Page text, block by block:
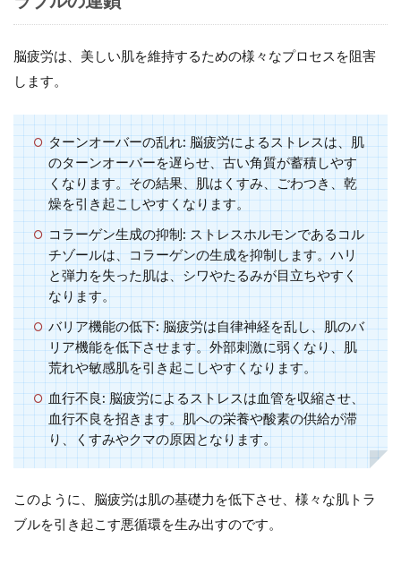
脳疲労は、美しい肌を維持するための様々なプロセスを阻害
します。
ターンオーバーの乱れ:脳疲労によるストレスは、肌
のターンオーバーを遅らせ、古い角質が蓄積しやす
くなります。その結果、肌はくすみ、ごわつき、乾
燥を引き起こしやすくなります。
コラーゲン生成の抑制:ストレスホルモンであるコル
チゾールは、コラーゲンの生成を抑制します。ハリ
と弾力を失った肌は、シワやたるみが目立ちやすく
なります。
バリア機能の低下:脳疲労は自律神経を乱し、肌のバ
リア機能を低下させます。外部刺激に弱くなり、肌
荒れや敏感肌を引き起こしやすくなります。
血行不良: 脳疲労によるストレスは血管を収縮させ、
血行不良を招きます。肌への栄養や酸素の供給が滞
り、くすみやクマの原因となります。
このように、脳疲労は肌の基礎力を低下させ、様々な肌トラ
ブルを引き起こす悪循環を生み出すのです。